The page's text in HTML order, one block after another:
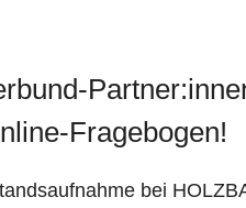
Fragebogen!
bei